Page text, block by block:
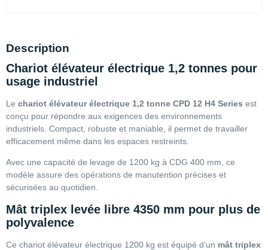
Description
Chariot élévateur électrique 1,2 tonnes pour
usage industriel
Le chariot élévateur électrique 1,2 tonne CPD 12 H4 Series est
conçu pour répondre aux exigences des environnements
industriels. Compact, robuste et maniable, il permet de travailler
efficacement même dans les espaces restreints.
Avec une capacité de levage de 1200 kg à CDG 400 mm, ce
modèle assure des opérations de manutention précises et
sécurisées au quotidien.
Mât triplex levée libre 4350 mm pour plus de
polyvalence
Ce chariot élévateur électrique 1200 kg est équipé d’un mât triplex